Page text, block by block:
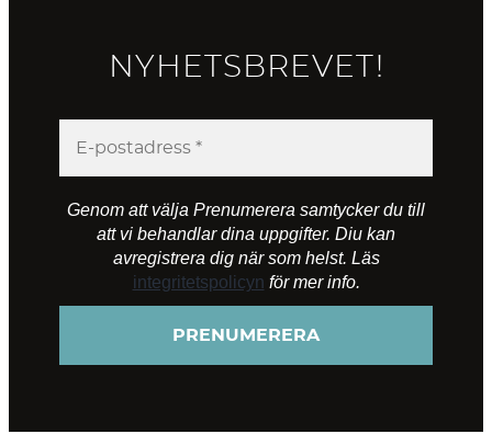
NYHETSBREVET!
Genom att välja Prenumerera samtycker du till
att vi behandlar dina uppgifter. Diu kan
avregistrera dig när som helst. Läs
integritetspolicyn för mer info.